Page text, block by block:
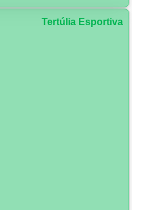
Tertúlia Esportiva